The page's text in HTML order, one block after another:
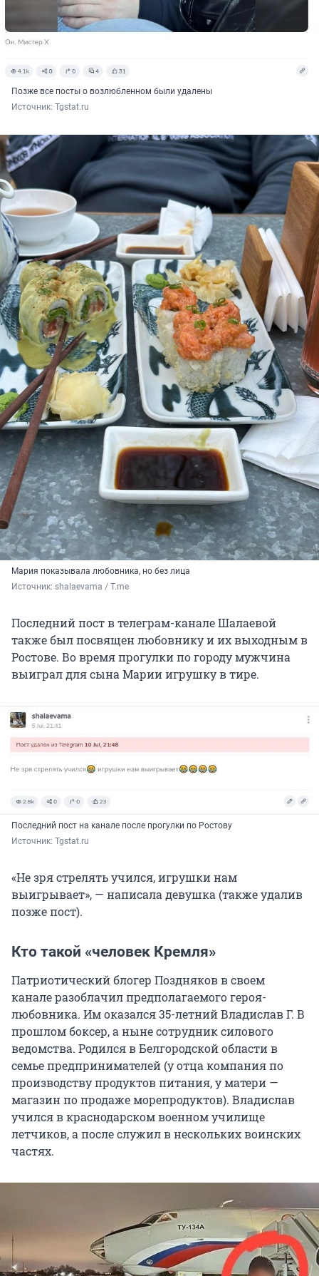
Позже все посты о возлюбленном были удалены
Источник: Tgstat.ru
Мария показывала любовника, но без лица
Источник: shalaevama / T.me
Последний пост в телеграм-канале Шалаевой
также был посвящен любовнику и их выходным в
Ростове. Во время прогулки по городу мужчина
выиграл для сына Марии игрушку в тире.
Последний пост на канале после прогулки по Ростову
Источник: Tgstat.ru
«Не зря стрелять учился, игрушки нам
выигрывает», — написала девушка (также удалив
позже пост).
Кто такой «человек Кремля»
Патриотический блогер Поздняков в своем
канале разоблачил предполагаемого героя-
любовника. Им оказался 35-летнийВладислав Г. В
прошлом боксер, а ныне сотрудник силового
ведомства. Родился в Белгородской области в
семье предпринимателей (у отца компания по
производству продуктов питания, у матери —
магазин по продаже морепродуктов). Владислав
учился в краснодарском военном училище
летчиков, а после служил в нескольких воинских
частях.